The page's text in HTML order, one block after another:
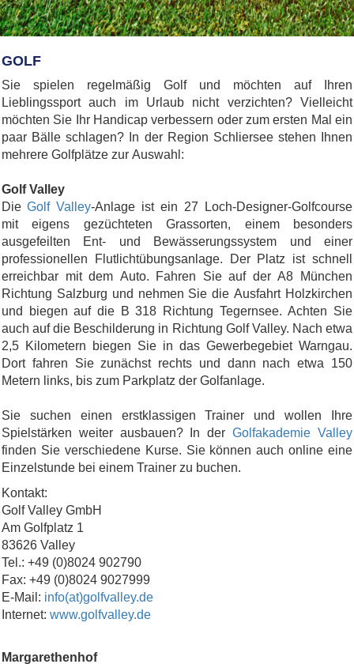
GOLF
Sie spielen regelmäßig Golf und möchten auf Ihren
Lieblingssport auch im Urlaub nicht verzichten? Vielleicht
möchten Sie Ihr Handicap verbessern oder zum ersten Mal ein
paar Bälle schlagen? In der Region Schliersee stehen Ihnen
mehrere Golfplätze zur Auswahl:
Golf Valley
Die Golf Valley-Anlage ist ein 27 Loch-Designer-Golfcourse
mit eigens gezüchteten Grassorten, einem besonders
ausgefeilten Ent- und Bewässerungssystem und einer
professionellen Flutlichtübungsanlage. Der Platz ist schnell
erreichbar mit dem Auto. Fahren Sie auf der A8 München
Richtung Salzburg und nehmen Sie die Ausfahrt Holzkirchen
und biegen auf die B 318 Richtung Tegernsee. Achten Sie
auch auf die Beschilderung in Richtung Golf Valley. Nach etwa
2,5 Kilometern biegen Sie in das Gewerbegebiet Warngau.
Dort fahren Sie zunächst rechts und dann nach etwa 150
Metern links, bis zum Parkplatz der Golfanlage.
Sie suchen einen erstklassigen Trainer und wollen Ihre
Spielstärken weiter ausbauen? In der Golfakademie Valley
finden Sie verschiedene Kurse. Sie können auch online eine
Einzelstunde bei einem Trainer zu buchen.
Kontakt:
Golf Valley GmbH
Am Golfplatz 1
83626 Valley
Tel.: +49 (0)8024 902790
Fax: +49 (0)8024 9027999
E-Mail: info(at)golfvalley.de
Internet: www.golfvalley.de
Margarethenhof